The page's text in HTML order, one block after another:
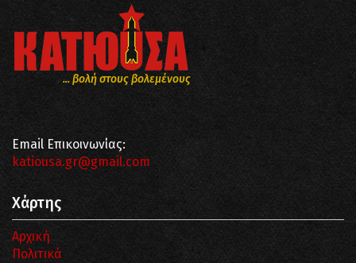
... βολή στους βολεμένους
Email Επικοινωνίας:
katiousa.gr@gmail.com
Χάρτης
Αρχική
Πολιτικά